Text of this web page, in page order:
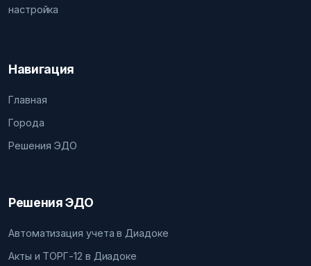
настройка
Навигация
Главная
Города
Решения ЭДО
Решения ЭДО
Автоматизация учета в Диадоке
Акты и ТОРГ-12 в Диадоке